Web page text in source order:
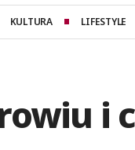
KULTURA LIFESTYLE
i